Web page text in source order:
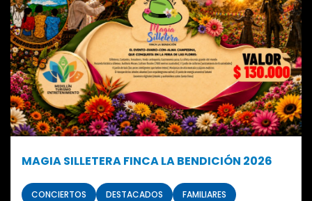
MAGIA SILLETERA FINCA LA BENDICIÓN 2026
CONCIERTOS DESTACADOS
FAMILIARES